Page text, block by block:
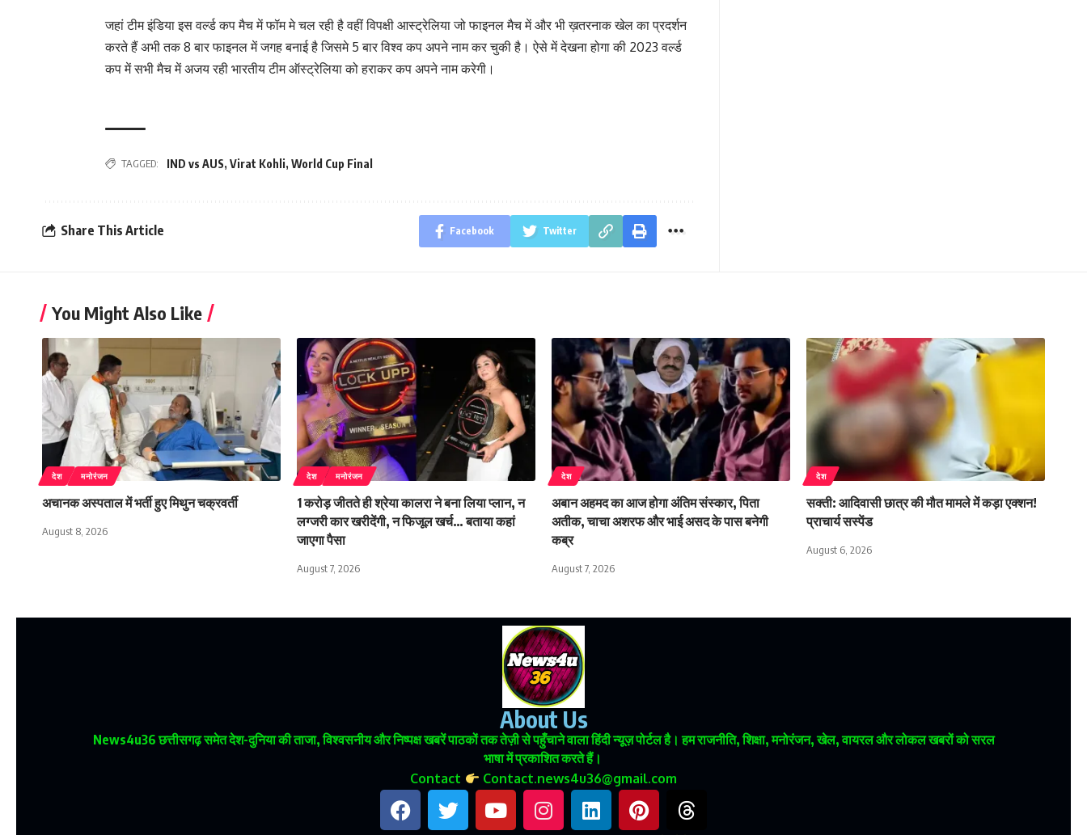
जहां टीम इंडिया इस वर्ल्ड कप मैच में फॉम मे चल रही है वहीं विपक्षी आस्ट्रेलिया जो फाइनल मैच में और भी ख़तरनाक खेल का प्रदर्शन
करते हैं अभी तक 8 बार फाइनल में जगह बनाई है जिसमे 5 बार विश्व कप अपने नाम कर चुकी है। ऐसे में देखना होगा की 2023 वर्ल्ड
कप में सभी मैच में अजय रही भारतीय टीम ऑस्ट्रेलिया को हराकर कप अपने नाम करेगी।
TAGGED: IND vs AUS, Virat Kohli, World Cup Final
Share This Article Facebook Twitter
You Might Also Like
देश मनोरंजन
अचानक अस्पताल में भर्ती हुए मिथुन चक्रवर्ती
August 8, 2026
देश मनोरंजन
1 करोड़ जीतते ही श्रेया कालरा ने बना लिया प्लान, न
लग्जरी कार खरीदेंगी, न फिजूल खर्च… बताया कहां
जाएगा पैसा
August 7, 2026
देश
अबान अहमद का आज होगा अंतिम संस्कार, पिता
अतीक, चाचा अशरफ और भाई असद के पास बनेगी
कब्र
August 7, 2026
देश
सक्ती: आदिवासी छात्र की मौत मामले में कड़ा एक्शन!
प्राचार्य सस्पेंड
August 6, 2026
About Us
News4u36छत्तीसगढ़ समेत देश-दुनिया की ताजा, विश्वसनीय और निष्पक्ष खबरें पाठकों तक तेज़ी से पहुँचाने वाला हिंदी न्यूज़ पोर्टल है। हम राजनीति, शिक्षा, मनोरंजन, खेल, वायरल और लोकल खबरों को सरल
भाषा में प्रकाशित करते हैं।
Contact
Contact.news4u36@gmail.com